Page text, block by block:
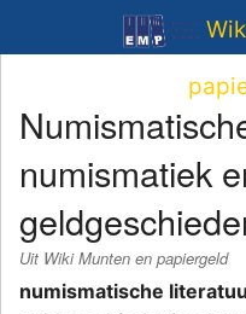
numismatiek
Uit Wiki Munten en papiergeld
numismatische